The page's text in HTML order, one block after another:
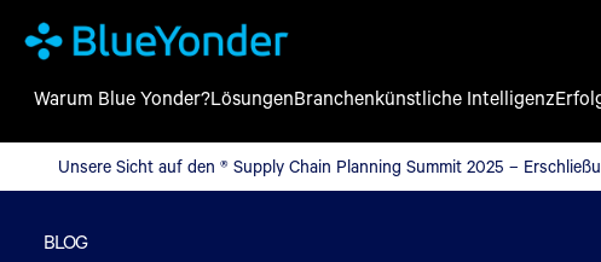
Unsere Sicht auf den ® Supply Chain Planning Summit 2025 –
Warum Blue Yonder?LösungenBranchenkünstliche Intelligenz
Unsere Sicht auf den ® Supply Chain Planning Summit 2025 –
BLOG